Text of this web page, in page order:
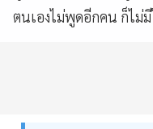
ตนเองไม่พูดอีกคน ก็ไม่